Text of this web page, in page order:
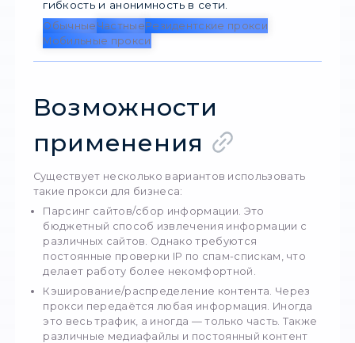
выделяются из общего трафика и
внимание систем защиты).
Серверные прокси это
стабильное соединение, возможность
длительного использования и
другими прокси, а также выполнение
легко вычленяются и часто блокируются.
StableProxy
StableProxy— это именно то решение,
которое даёт тебе полный контроль,
гибкость и анонимность в сети.